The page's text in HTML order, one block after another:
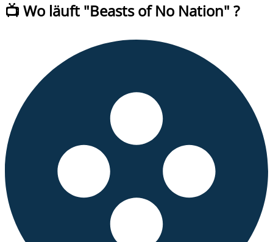
📺 Wo läuft "Beasts of No Nation" ?